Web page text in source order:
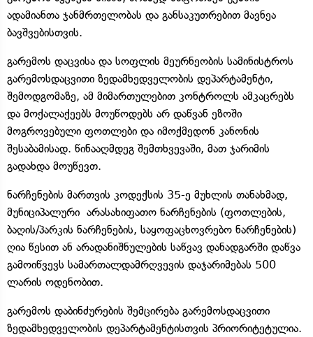
ადამიანთა ჯანმრთელობას და განსაკუთრებით მავნეა
ბავშვებისთვის.
გარემოს დაცვისა და სოფლის მეურნეობის სამინისტროს
გარემოსდაცვითი ზედამხედველობის დეპარტამენტი,
შემოდგომაზე, ამ მიმართულებით კონტროლს ამკაცრებს
და მოქალაქეებს მოუწოდებს არ დაწვან ეზოში
მოგროვებული ფოთლები და იმოქმედონ კანონის
შესაბამისად. წინააღმდეგ შემთხვევაში, მათ ჯარიმის
გადახდა მოუწევთ.
ნარჩენების მართვის კოდექსის 35-ე მუხლის თანახმად,
მუნიციპალური არასახიფათო ნარჩენების (ფოთლების,
ბაღის/პარკის ნარჩენების, საყოფაცხოვრებო ნარჩენების)
ღია წესით ან არადანიშნულების საწვავ დანადგარში დაწვა
გამოიწვევს სამართალდამრღვევის დაჯარიმებას 500
ლარის ოდენობით.
გარემოს დაბინძურების შემცირება გარემოსდაცვითი
ზედამხედველობის დეპარტამენტისთვის პრიორიტეტულია.